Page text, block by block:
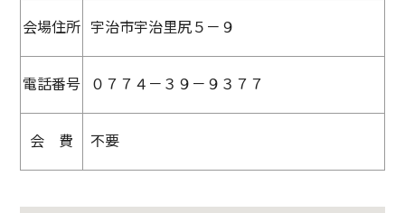
会場住所 宇治市宇治里尻５－９
電話番号 ０７７４－３９－９３７７
会 費 不要